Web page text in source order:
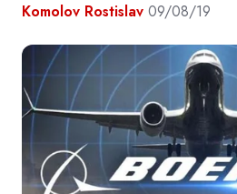
Komolov Rostislav 09/08/19